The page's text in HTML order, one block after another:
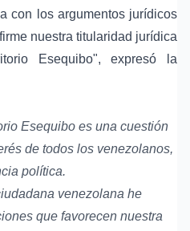
con los argumentos jurídicos
nuestra titularidad jurídica
Esequibo", expresó la
Esequibo es una cuestión
de todos los venezolanos,
política.
venezolana he
que favorecen nuestra